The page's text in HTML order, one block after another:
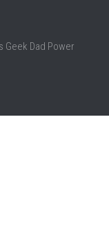
Geek Dad Power